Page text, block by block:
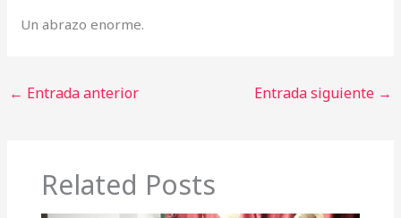
Un abrazo enorme.
← Entrada anterior Entrada siguiente →
Related Posts